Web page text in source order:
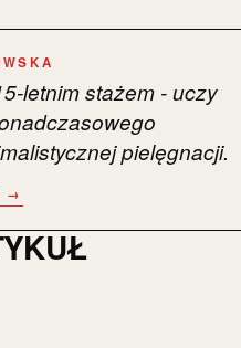
letnim stażem - uczy
pielęgnacji.
→